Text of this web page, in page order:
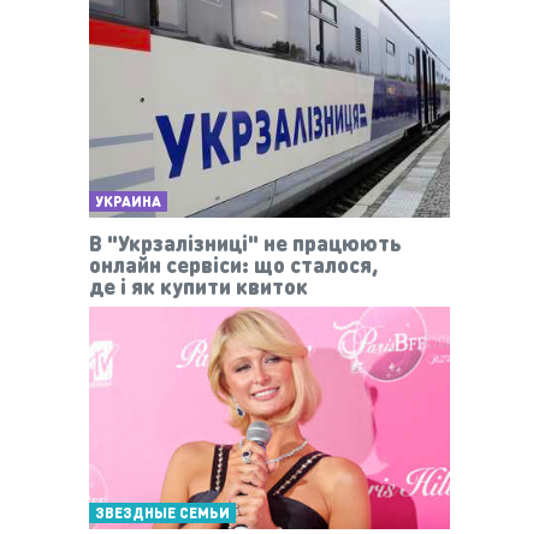
УКРАИНА
В "Укрзалізниці" не працюють
онлайн сервіси: що сталося,
де і як купити квиток
ЗВЕЗДНЫЕ СЕМЬИ